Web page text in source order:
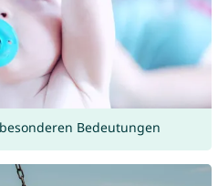
Bedeutungen